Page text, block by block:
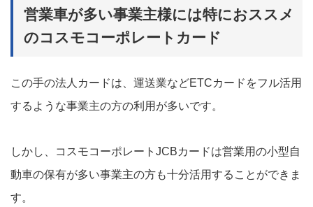
営業車が多い事業主様には特におススメ
のコスモコーポレートカード
この手の法人カードは、運送業などETCカードをフル活用
するような事業主の方の利用が多いです。
しかし、コスモコーポレートJCBカードは営業用の小型自
動車の保有が多い事業主の方も十分活用することができま
す。